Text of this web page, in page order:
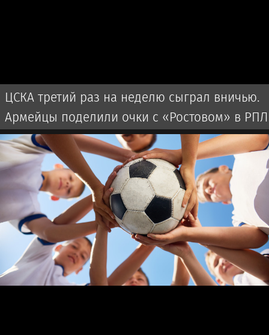
ЦСКА третий раз на неделю сыграл вничью.
Армейцы поделили очки с «Ростовом» в РПЛ